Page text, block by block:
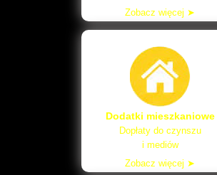
Zobacz więcej ➤
Dodatki mieszkaniowe
Dopłaty do czynszu
i mediów
Zobacz więcej ➤